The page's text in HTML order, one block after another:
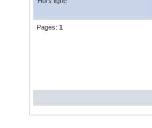
Pages: 1